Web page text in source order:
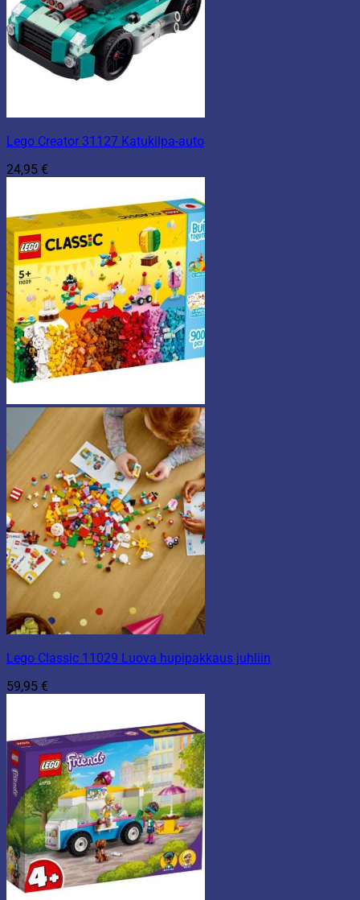
Lego Creator 31127 Katukilpa-auto
24,95 €
Lego Classic 11029 Luova hupipakkaus juhliin
59,95 €